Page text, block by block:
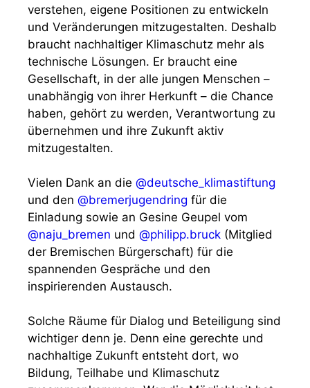
verstehen, eigene Positionen zu entwickeln
und Veränderungen mitzugestalten. Deshalb
braucht nachhaltiger Klimaschutz mehr als
technische Lösungen. Er braucht eine
Gesellschaft, in der alle jungen Menschen –
unabhängig von ihrer Herkunft – die Chance
haben, gehört zu werden, Verantwortung zu
übernehmen und ihre Zukunft aktiv
mitzugestalten.
Vielen Dank an die @deutsche_klimastiftung
und den @bremerjugendring für die
Einladung sowie an Gesine Geupel vom
@naju_bremen und @philipp.bruck (Mitglied
der Bremischen Bürgerschaft) für die
spannenden Gespräche und den
inspirierenden Austausch.
Solche Räume für Dialog und Beteiligung sind
wichtiger denn je. Denn eine gerechte und
nachhaltige Zukunft entsteht dort, wo
Bildung, Teilhabe und Klimaschutz